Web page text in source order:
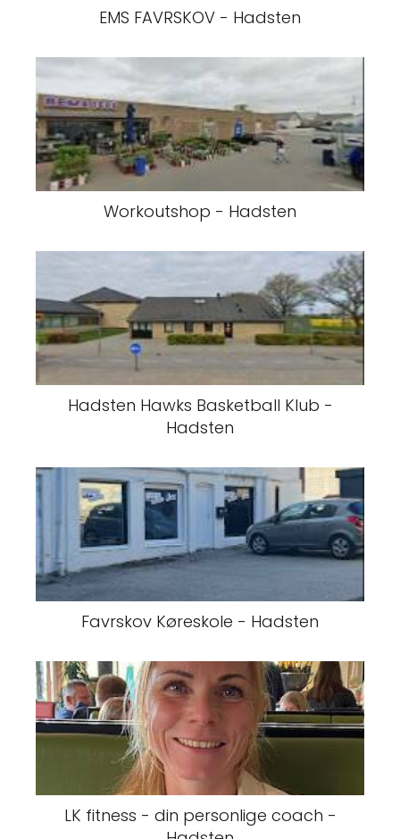
EMS FAVRSKOV - Hadsten
Workoutshop - Hadsten
Hadsten Hawks Basketball Klub -
Hadsten
Favrskov Køreskole - Hadsten
LK fitness - din personlige coach -